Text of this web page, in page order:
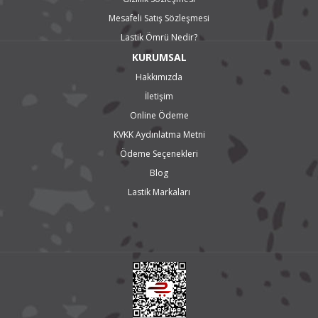
Volkswagen Jetta (2019-2019), Volkswagen Touran (2015-2018)
Volvo S60 (2000-2015), Volvo V60 (2010-2014)
205 55 R17 lastik fiyatları için sitemizi ziyaret edebilir 0 549 850 84 94 nolu
whatsapp hattından mesaj atarak sorularınıza cevap bulabilirsiniz.
Mesafeli Satış Sözleşmesi
Lastik Ömrü Nedir?
KURUMSAL
Hakkımızda
İletişim
Online Ödeme
KVKK Aydınlatma Metni
Ödeme Seçenekleri
Blog
Lastik Markaları